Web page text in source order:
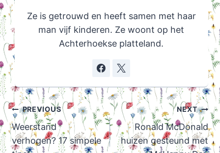
Ze is getrouwd en heeft samen met haar
man vijf kinderen. Ze woont op het
Achterhoekse platteland.
Post
navigation
PREVIOUS
Weerstand
verhogen? 17 simpele
NEXT
Ronald McDonald
huizen gesteund met